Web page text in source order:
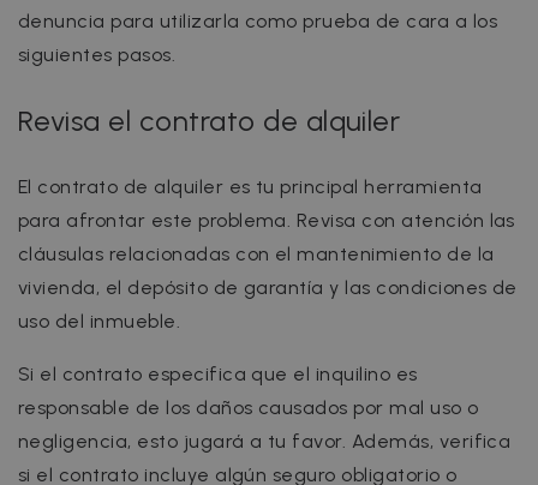
denuncia para utilizarla como prueba de cara a los
siguientes pasos.
Revisa el contrato de alquiler
El contrato de alquiler es tu principal herramienta
para afrontar este problema. Revisa con atención las
cláusulas relacionadas con el mantenimiento de la
vivienda, el depósito de garantía y las condiciones de
uso del inmueble.
Si el contrato especifica que el inquilino es
responsable de los daños causados por mal uso o
negligencia, esto jugará a tu favor. Además, verifica
si el contrato incluye algún seguro obligatorio o